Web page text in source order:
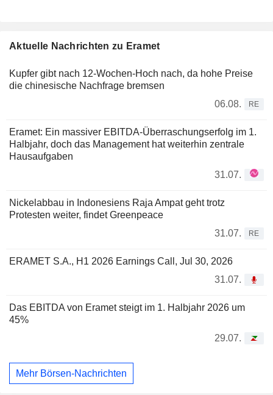
Aktuelle Nachrichten zu Eramet
Kupfer gibt nach 12-Wochen-Hoch nach, da hohe Preise
die chinesische Nachfrage bremsen
06.08.
RE
Eramet: Ein massiver EBITDA-Überraschungserfolg im 1.
Halbjahr, doch das Management hat weiterhin zentrale
Hausaufgaben
31.07.
Nickelabbau in Indonesiens Raja Ampat geht trotz
Protesten weiter, findet Greenpeace
31.07.
RE
ERAMET S.A., H1 2026 Earnings Call, Jul 30, 2026
31.07.
Das EBITDA von Eramet steigt im 1. Halbjahr 2026 um
45%
29.07.
Mehr Börsen-Nachrichten